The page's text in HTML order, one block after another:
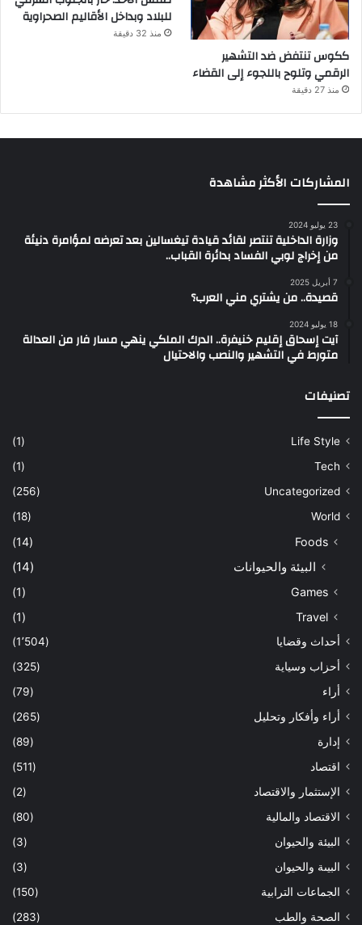
ككوس تنتفض ضد التشهير
الرقمي وتلوح باللجوء إلى القضاء
منذ 27 دقيقة
للبلاد وبداخل الأقاليم الصحراوية
منذ 32 دقيقة
المشاركات الأكثر مشاهدة
23 يوليو 2024
وزارة الداخلية تنتصر لقائد قيادة تيغسالين بعد تعرضه لمؤامرة دنيئة
من إخراج لوبي الفساد بدائرة القباب..
7 أبريل 2025
قصيدة.. من يشتري مني العرب؟
18 يوليو 2024
آيت إسحاق إقليم خنيفرة.. الدرك الملكي ينهي مسار فار من العدالة
متورط في التشهير والنصب والاحتيال
تصنيفات
Life Style
(1)
Tech
(1)
Uncategorized
(256)
World
(18)
Foods
(14)
البيئة والحيوانات (14)
Games
(1)
Travel
(1)
أحداث وقضايا
(1٬504)
أحزاب وسياية
(325)
أراء
(79)
أراء وأفكار وتحليل
(265)
إدارة
(89)
اقتصاد
(511)
الإستثمار والاقتصاد
(2)
الاقتصاد والمالية
(80)
البيئة والحيوان
(3)
البيىة والحيوان
(3)
الجماعات الترابية
(150)
الصحة والطب
(283)